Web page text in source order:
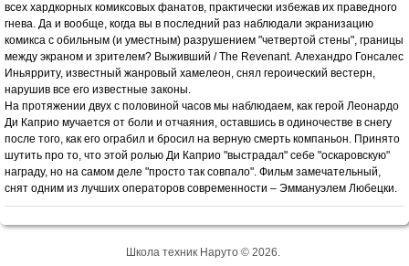
всех хардкорных комиксовых фанатов, практически избежав их праведного
гнева. Да и вообще, когда вы в последний раз наблюдали экранизацию
комикса с обильным (и уместным) разрушением "четвертой стены", границы
между экраном и зрителем? Выживший / The Revenant. Алехандро Гонсалес
Иньярриту, известный жанровый хамелеон, снял героический вестерн,
нарушив все его известные законы.
На протяжении двух с половиной часов мы наблюдаем, как герой Леонардо
Ди Каприо мучается от боли и отчаяния, оставшись в одиночестве в снегу
после того, как его ограбил и бросил на верную смерть компаньон. Принято
шутить про то, что этой ролью Ди Каприо "выстрадал" себе "оскаровскую"
награду, но на самом деле "просто так совпало". Фильм замечательный,
снят одним из лучших операторов современности – Эммануэлем Любецки.
Школа техник Наруто © 2026.